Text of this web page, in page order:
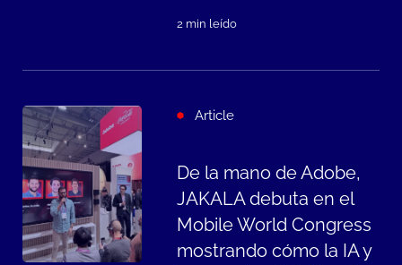
2 min leído
Article
De la mano de Adobe,
JAKALA debuta en el
Mobile World Congress
mostrando cómo la IA y